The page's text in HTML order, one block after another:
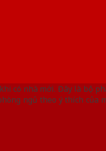
có nhà mới. Đây là bộ
ngủ theo ý thích của